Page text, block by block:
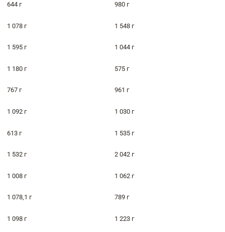
644 г 980 г
1 078 г 1 548 г
1 595 г 1 044 г
1 180 г 575 г
767 г 961 г
1 092 г 1 030 г
613 г 1 535 г
1 532 г 2 042 г
1 008 г 1 062 г
1 078,1 г 789 г
1 098 г 1 223 г